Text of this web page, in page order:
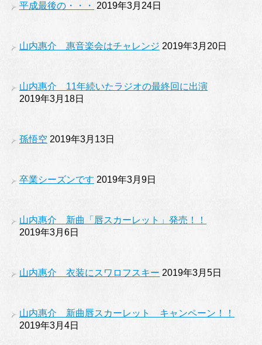
平成最後の・・・ 2019年3月24日
山内惠介 惠音楽会はチャレンジ 2019年3月20日
山内惠介 11年続いたラジオの最終回に出演
2019年3月18日
孫悟空 2019年3月13日
卒業シーズンです 2019年3月9日
山内惠介 新曲「唇スカーレット」発売！！
2019年3月6日
山内惠介 衣装にスワロフスキー 2019年3月5日
山内惠介 新曲唇スカーレット キャンペーン！！
2019年3月4日